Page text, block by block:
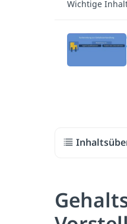
Wichtige